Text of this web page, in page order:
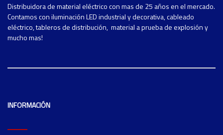
Distribuidora de material eléctrico con mas de 25 años en el mercado.
Contamos con iluminación LED industrial y decorativa, cableado
eléctrico, tableros de distribución, material a prueba de explosión y
mucho mas!
INFORMACIÓN